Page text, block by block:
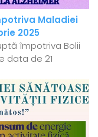
Maladiei
2025
împotriva Bolii
data de 21